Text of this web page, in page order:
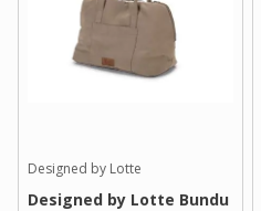
Designed by Lotte
Designed by Lotte Bundu